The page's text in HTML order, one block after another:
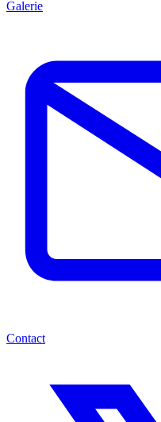
Galerie
Contact